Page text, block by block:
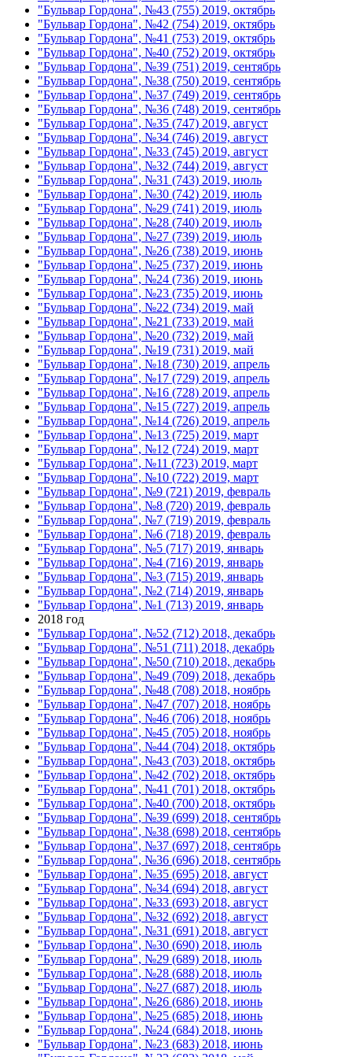
"Бульвар Гордона", №43 (755) 2019, октябрь
"Бульвар Гордона", №42 (754) 2019, октябрь
"Бульвар Гордона", №41 (753) 2019, октябрь
"Бульвар Гордона", №40 (752) 2019, октябрь
"Бульвар Гордона", №39 (751) 2019, сентябрь
"Бульвар Гордона", №38 (750) 2019, сентябрь
"Бульвар Гордона", №37 (749) 2019, сентябрь
"Бульвар Гордона", №36 (748) 2019, сентябрь
"Бульвар Гордона", №35 (747) 2019, август
"Бульвар Гордона", №34 (746) 2019, август
"Бульвар Гордона", №33 (745) 2019, август
"Бульвар Гордона", №32 (744) 2019, август
"Бульвар Гордона", №31 (743) 2019, июль
"Бульвар Гордона", №30 (742) 2019, июль
"Бульвар Гордона", №29 (741) 2019, июль
"Бульвар Гордона", №28 (740) 2019, июль
"Бульвар Гордона", №27 (739) 2019, июль
"Бульвар Гордона", №26 (738) 2019, июнь
"Бульвар Гордона", №25 (737) 2019, июнь
"Бульвар Гордона", №24 (736) 2019, июнь
"Бульвар Гордона", №23 (735) 2019, июнь
"Бульвар Гордона", №22 (734) 2019, май
"Бульвар Гордона", №21 (733) 2019, май
"Бульвар Гордона", №20 (732) 2019, май
"Бульвар Гордона", №19 (731) 2019, май
"Бульвар Гордона", №18 (730) 2019, апрель
"Бульвар Гордона", №17 (729) 2019, апрель
"Бульвар Гордона", №16 (728) 2019, апрель
"Бульвар Гордона", №15 (727) 2019, апрель
"Бульвар Гордона", №14 (726) 2019, апрель
"Бульвар Гордона", №13 (725) 2019, март
"Бульвар Гордона", №12 (724) 2019, март
"Бульвар Гордона", №11 (723) 2019, март
"Бульвар Гордона", №10 (722) 2019, март
"Бульвар Гордона", №9 (721) 2019, февраль
"Бульвар Гордона", №8 (720) 2019, февраль
"Бульвар Гордона", №7 (719) 2019, февраль
"Бульвар Гордона", №6 (718) 2019, февраль
"Бульвар Гордона", №5 (717) 2019, январь
"Бульвар Гордона", №4 (716) 2019, январь
"Бульвар Гордона", №3 (715) 2019, январь
"Бульвар Гордона", №2 (714) 2019, январь
"Бульвар Гордона", №1 (713) 2019, январь
2018 год
"Бульвар Гордона", №52 (712) 2018, декабрь
"Бульвар Гордона", №51 (711) 2018, декабрь
"Бульвар Гордона", №50 (710) 2018, декабрь
"Бульвар Гордона", №49 (709) 2018, декабрь
"Бульвар Гордона", №48 (708) 2018, ноябрь
"Бульвар Гордона", №47 (707) 2018, ноябрь
"Бульвар Гордона", №46 (706) 2018, ноябрь
"Бульвар Гордона", №45 (705) 2018, ноябрь
"Бульвар Гордона", №44 (704) 2018, октябрь
"Бульвар Гордона", №43 (703) 2018, октябрь
"Бульвар Гордона", №42 (702) 2018, октябрь
"Бульвар Гордона", №41 (701) 2018, октябрь
"Бульвар Гордона", №40 (700) 2018, октябрь
"Бульвар Гордона", №39 (699) 2018, сентябрь
"Бульвар Гордона", №38 (698) 2018, сентябрь
"Бульвар Гордона", №37 (697) 2018, сентябрь
"Бульвар Гордона", №36 (696) 2018, сентябрь
"Бульвар Гордона", №35 (695) 2018, август
"Бульвар Гордона", №34 (694) 2018, август
"Бульвар Гордона", №33 (693) 2018, август
"Бульвар Гордона", №32 (692) 2018, август
"Бульвар Гордона", №31 (691) 2018, август
"Бульвар Гордона", №30 (690) 2018, июль
"Бульвар Гордона", №29 (689) 2018, июль
"Бульвар Гордона", №28 (688) 2018, июль
"Бульвар Гордона", №27 (687) 2018, июль
"Бульвар Гордона", №26 (686) 2018, июнь
"Бульвар Гордона", №25 (685) 2018, июнь
"Бульвар Гордона", №24 (684) 2018, июнь
"Бульвар Гордона", №23 (683) 2018, июнь